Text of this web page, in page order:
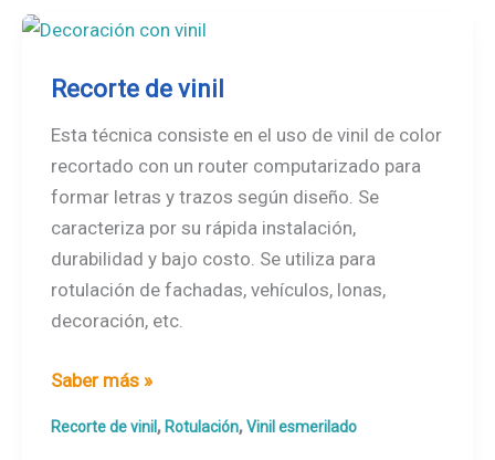
Recorte de vinil
Esta técnica consiste en el uso de vinil de color
recortado con un router computarizado para
formar letras y trazos según diseño. Se
caracteriza por su rápida instalación,
durabilidad y bajo costo. Se utiliza para
rotulación de fachadas, vehículos, lonas,
decoración, etc.
Recorte
Saber más »
Recorte de vinil, Rotulación,Vinil esmerilado